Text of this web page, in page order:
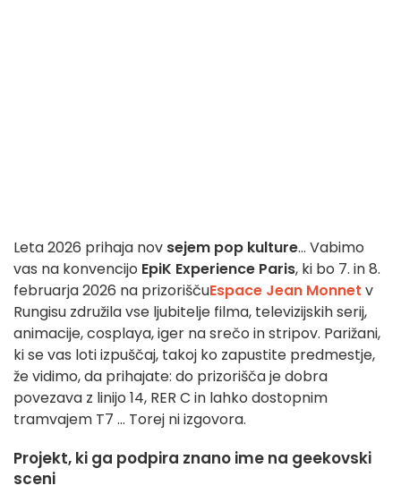
Leta 2026 prihaja nov sejem pop kulture... Vabimo
vas na konvencijo EpiK Experience Paris, ki bo 7. in 8.
februarja 2026 na prizoriščuEspace Jean Monnet v
Rungisu združila vse ljubitelje filma, televizijskih serij,
animacije, cosplaya, iger na srečo in stripov. Parižani,
ki se vas loti izpuščaj, takoj ko zapustite predmestje,
že vidimo, da prihajate: do prizorišča je dobra
povezava z linijo 14, RER C in lahko dostopnim
tramvajem T7 ... Torej ni izgovora.
Projekt, ki ga podpira znano ime na geekovski
sceni